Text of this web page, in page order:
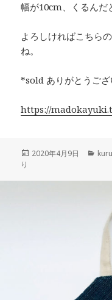
幅が10cm、くるんだ
よろしければこちら
ね。
*sold ありがとうござ
https://
投
2020年4月9日
カ
り